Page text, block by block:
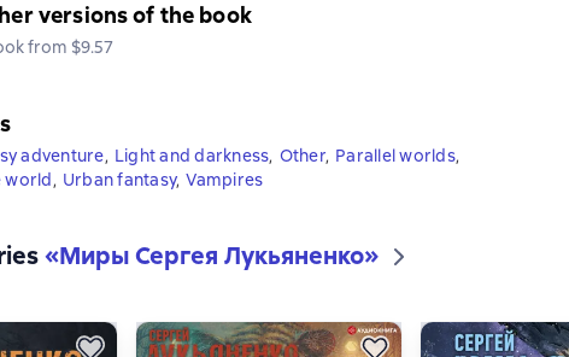
versions of the book
from $9.57
adventure, Light and darkness, Other, Parallel worlds,
world, Urban fantasy, Vampires
«Миры Сергея Лукьяненко»